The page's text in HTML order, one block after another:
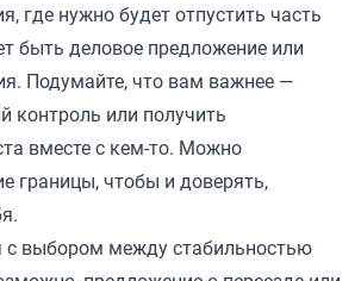
где нужно будет отпустить часть
быть деловое предложение или
Подумайте, что вам важнее —
контроль или получить
вместе с кем-то. Можно
границы, чтобы и доверять,
с выбором между стабильностью